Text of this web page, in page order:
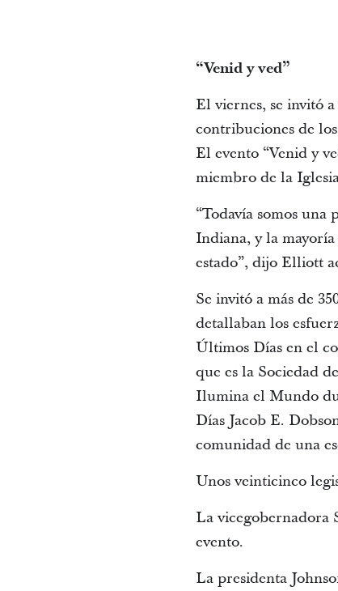
“Venid y ved”
El viernes, se invitó
contribuciones de
El evento “Venid y
miembro de la
“Todavía somos
Indiana, y la
estado”, dijo Elliott
Se invitó a más de
detallaban los
Últimos Días en el
que es la Sociedad
Ilumina el Mundo
Días Jacob E.
comunidad de una
Unos veinticinco
La vicegobernadora
evento.
La presidenta